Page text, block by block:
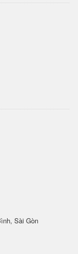
Sài Gòn